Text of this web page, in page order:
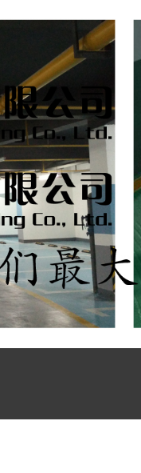
现场 地坪养护知识